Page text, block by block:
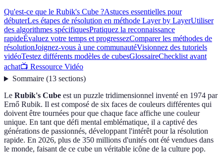
Qu'est-ce que le Rubik's Cube ?Astuces essentielles pour
débuterLes étapes de résolution en méthode Layer by LayerUtiliser
des algorithmes spécifiquesPratiquez la reconnaissance
rapideÉvaluez votre temps et progressezComparer les méthodes de
résolutionJoignez-vous à une communautéVisionnez des tutoriels
vidéoTestez différents modèles de cubesGlossaireChecklist avant
achat📺 Ressource Vidéo
Sommaire(13 sections)
Le Rubik's Cube est un puzzle tridimensionnel inventé en 1974 par
Ernő Rubik. Il est composé de six faces de couleurs différentes qui
doivent être tournées pour que chaque face affiche une couleur
unique. En tant que défi mental emblématique, il a captivé des
générations de passionnés, développant l'intérêt pour la résolution
rapide. En 2026, plus de 350 millions d'unités ont été vendues dans
le monde, faisant de ce cube un véritable icône de la culture pop.